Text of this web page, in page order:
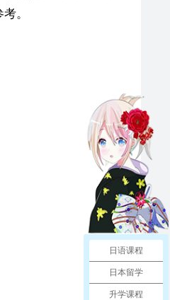
。
日语课程
日本留学
升学课程